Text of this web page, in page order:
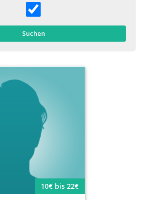
Suchen
10€ bis 22€